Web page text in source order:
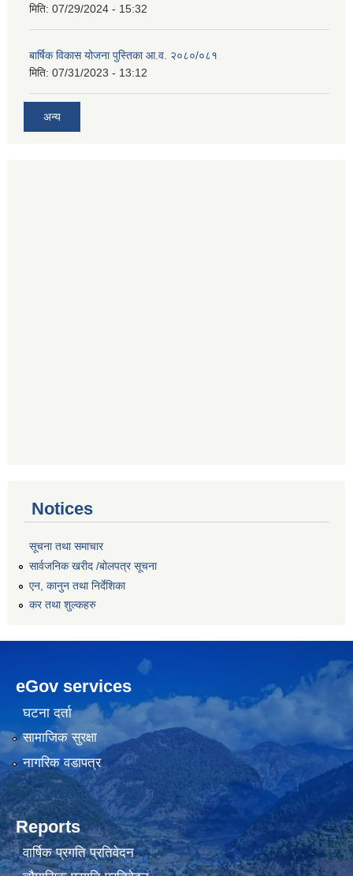
मिति: 07/29/2024 - 15:32
बार्षिक विकास योजना पुस्तिका आ.व. २०८०/०८१
मिति: 07/31/2023 - 13:12
अन्य
Notices
सूचना तथा समाचार
सार्वजनिक खरीद /बोलपत्र सूचना
एन, कानुन तथा निर्देशिका
कर तथा शुल्कहरु
eGov services
घटना दर्ता
सामाजिक सुरक्षा
नागरिक वडापत्र
Reports
वार्षिक प्रगति प्रतिवेदन